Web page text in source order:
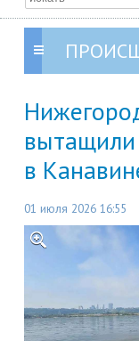
в
01 июля 2026 16:55